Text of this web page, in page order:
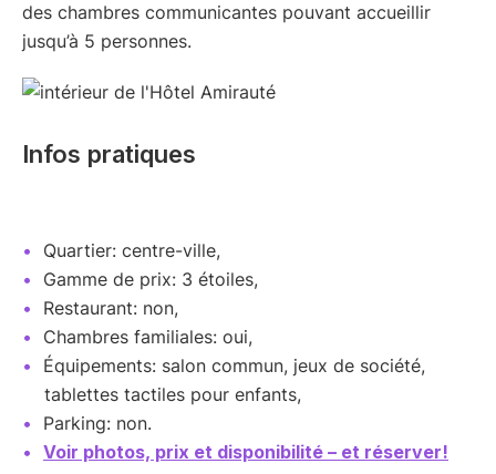
des chambres communicantes pouvant accueillir
jusqu’à 5 personnes.
Infos pratiques
Quartier: centre-ville,
Gamme de prix: 3 étoiles,
Restaurant: non,
Chambres familiales: oui,
Équipements: salon commun, jeux de société,
tablettes tactiles pour enfants,
Parking: non.
Voir photos, prix et disponibilité – et réserver!